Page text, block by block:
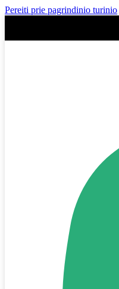
Pereiti prie pagrindinio turinio